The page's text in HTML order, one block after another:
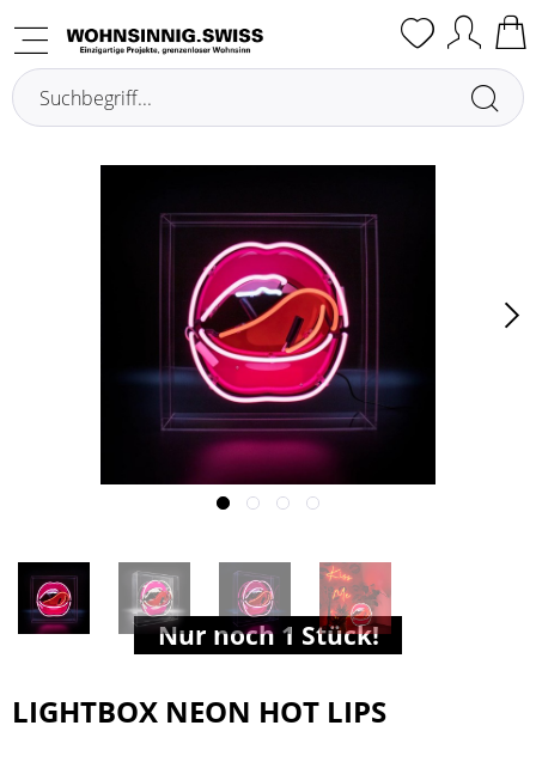
Übersicht
Nur noch 1 Stück!
LIGHTBOX NEON HOT LIPS